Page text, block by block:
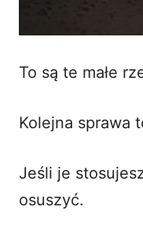
To są te małe
Kolejna sprawa
Jeśli je
osuszyć.